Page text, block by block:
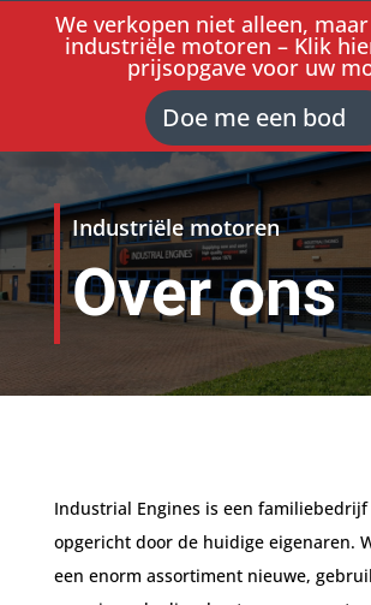
We verkopen niet alleen,
industriële motoren – Klik
prijsopgave voor uw
Doe me een bod
Industriële motoren
Over ons
Industrial Engines is een
opgericht door de huidige eigenaren.
een enorm assortiment nieuwe,